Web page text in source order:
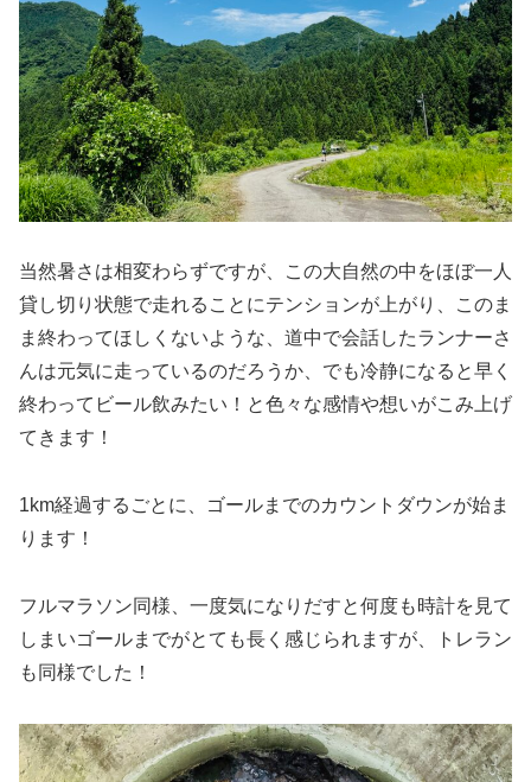
当然暑さは相変わらずですが、この大自然の中をほぼ一人
貸し切り状態で走れることにテンションが上がり、このま
ま終わってほしくないような、道中で会話したランナーさ
んは元気に走っているのだろうか、でも冷静になると早く
終わってビール飲みたい！と色々な感情や想いがこみ上げ
てきます！
1km経過するごとに、ゴールまでのカウントダウンが始ま
ります！
フルマラソン同様、一度気になりだすと何度も時計を見て
しまいゴールまでがとても長く感じられますが、トレラン
も同様でした！